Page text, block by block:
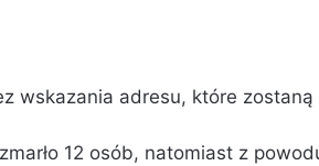
wskazania adresu, które
12 osób, natomiast z